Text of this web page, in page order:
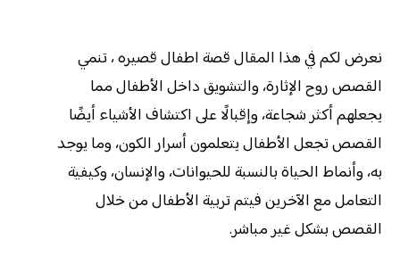
نعرض لكم في هذا المقال قصة اطفال قصيره ، تنمي
القصص روح الإثارة، والتشويق داخل الأطفال مما
يجعلهم أكثر شجاعة، وإقبالًا على اكتشاف الأشياء أيضًا
القصص تجعل الأطفال يتعلمون أسرار الكون، وما يوجد
به، وأنماط الحياة بالنسبة للحيوانات، والإنسان، وكيفية
التعامل مع الآخرين فيتم تربية الأطفال من خلال
القصص بشكل غير مباشر.